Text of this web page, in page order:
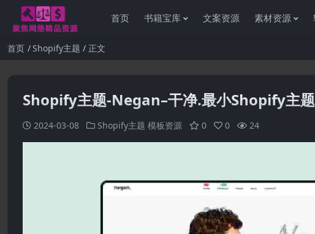
首页 书籍宝库 文案资源 素材资源
首页 Shopify主题 正文
Shopify主题-Negan–干净.最小Shopify主题
2024-03-08 Shopify主题 模板资源 0 0 24 感谢您访